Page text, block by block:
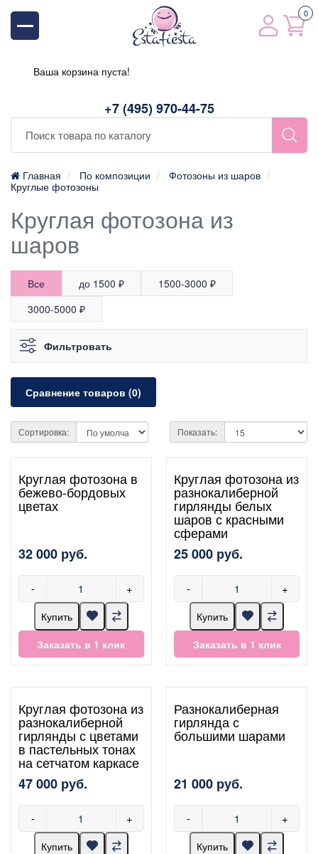
+7 (495) 970-44-75
0
Ваша корзина пуста!
Главная По композиции
Фотозоны из шаров
Круглые фотозоны
Круглая фотозона из
шаров
Все до 1500 ₽
1500-3000 ₽
3000-5000 ₽
Фильтровать
Сравнение товаров (0)
Сортировка: Показать:
Круглая фотозона в
бежево-бордовых
цветах
32 000 руб.
- +
Купить
Заказать в 1 клик
Круглая фотозона из
разнокалиберной
гирлянды белых
шаров с красными
сферами
25 000 руб.
- +
Купить
Заказать в 1 клик
Круглая фотозона из
разнокалиберной
гирлянды с цветами
в пастельных тонах
на сетчатом каркасе
47 000 руб.
- +
Купить
Разнокалиберная
гирлянда с
большими шарами
21 000 руб.
- +
Купить